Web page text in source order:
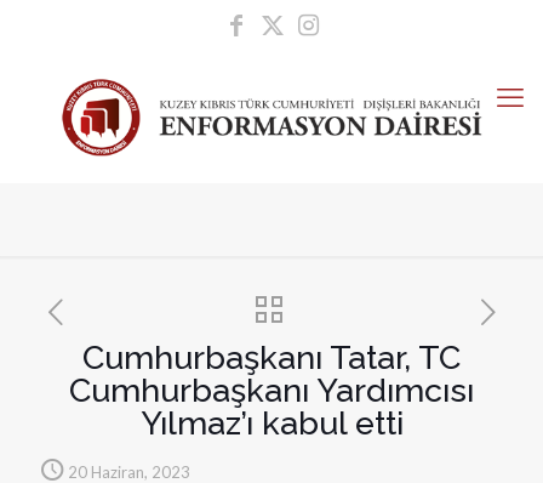
Cumhurbaşkanı Tatar, TC
Cumhurbaşkanı Yardımcısı
Yılmaz’ı kabul etti
20 Haziran, 2023